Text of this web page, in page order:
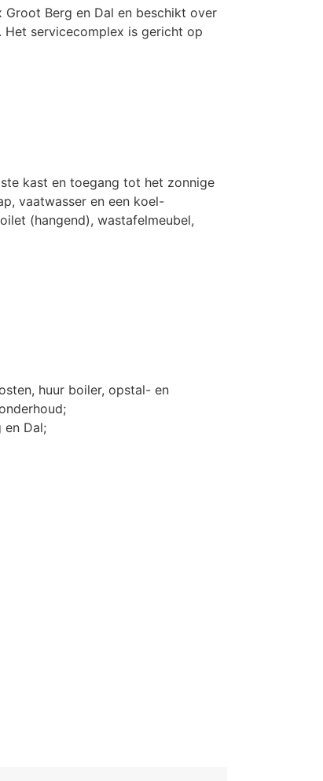
Berg en Dal en beschikt over
servicecomplex is gericht op
kast en toegang tot het zonnige
vaatwasser en een koel-
(hangend), wastafelmeubel,
huur boiler, opstal- en
en Dal;